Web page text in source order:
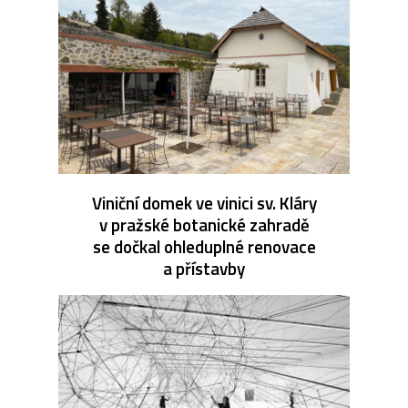
Viniční domek ve vinici sv. Kláry
v pražské botanické zahradě
se dočkal ohleduplné renovace
a přístavby